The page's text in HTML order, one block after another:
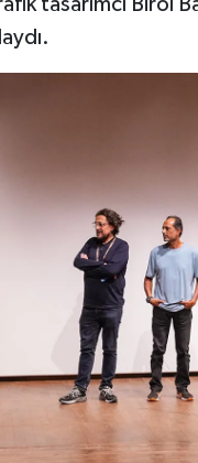
tasarımcı Birol